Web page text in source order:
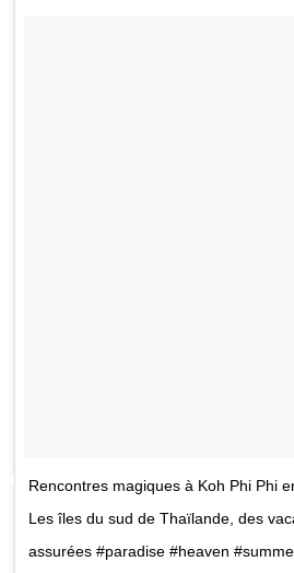
Rencontres magiques à Koh Phi Phi
Les îles du sud de Thaïlande, des
assurées #paradise #heaven